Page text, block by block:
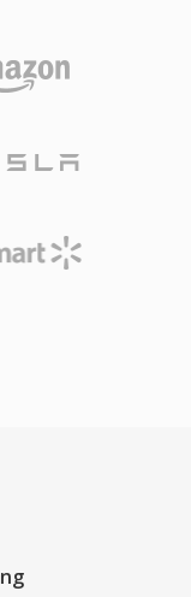
ưu tiên hiệu
lượng vẫn
đổi được
phát
CD sử
mẫu 24-
dữ liệu lưu
đổi chính là
lượng
RIFF